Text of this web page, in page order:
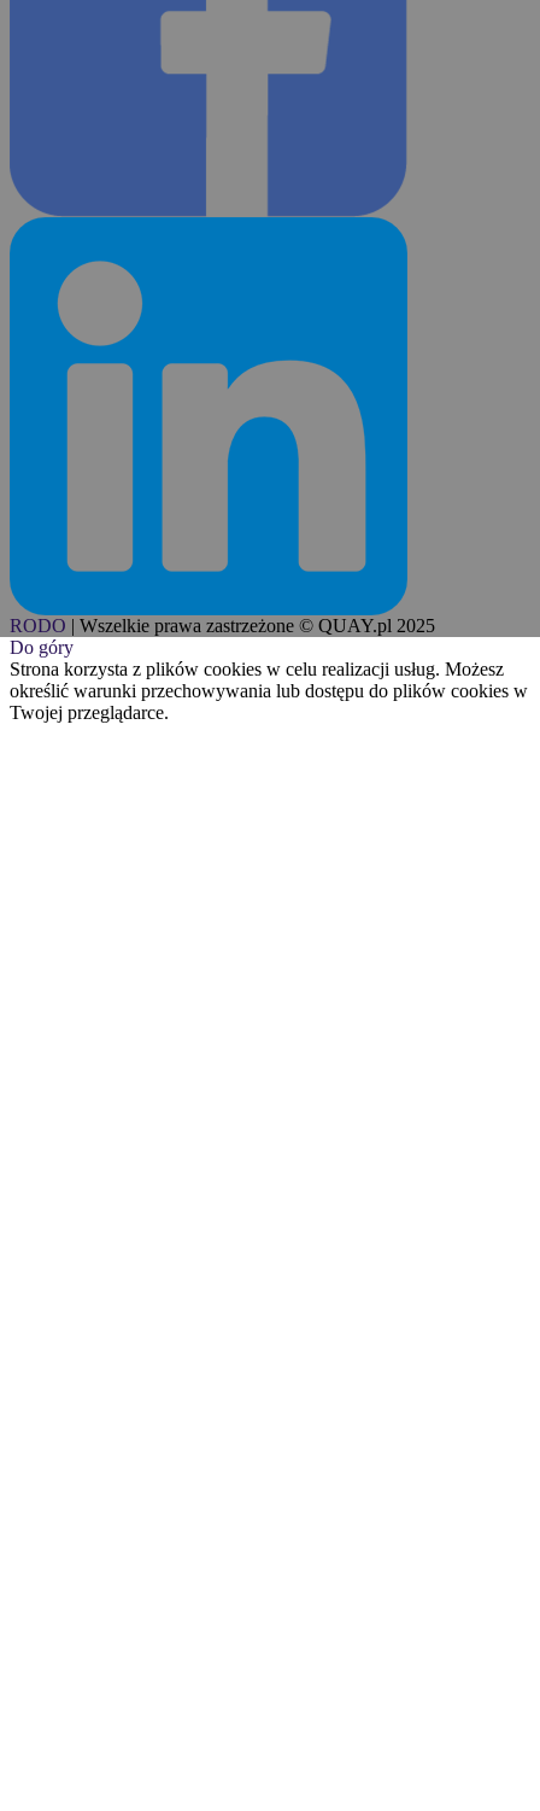
RODO | Wszelkie prawa zastrzeżone © QUAY.pl 2025
Do góry
Strona korzysta z plików cookies w celu realizacji usług. Możesz
określić warunki przechowywania lub dostępu do plików cookies w
Twojej przeglądarce.